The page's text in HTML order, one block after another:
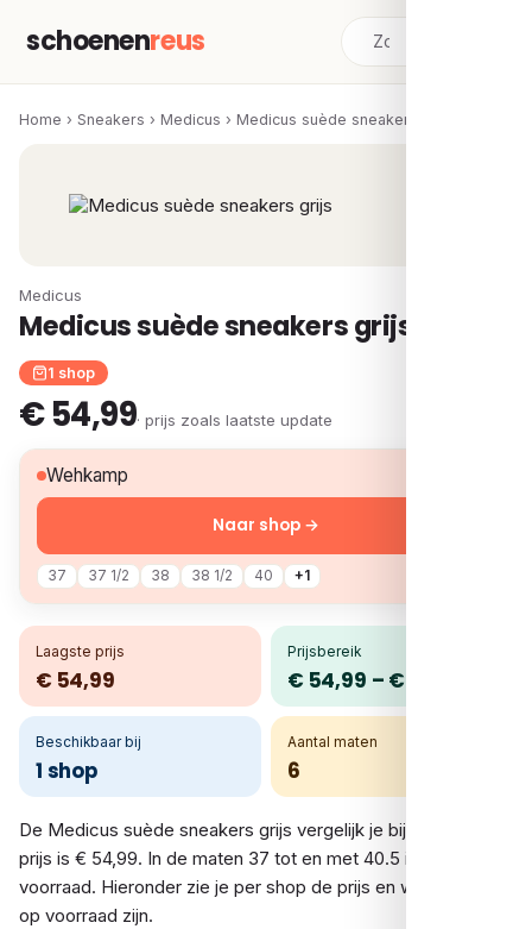
schoenenreus
Home › Sneakers › Medicus › Medicus suède sneakers grijs
Medicus
Medicus suède sneakers grijs
1 shop
€ 54,99· prijs zoals laatste update
Wehkamp
37 37 1/2 38 38 1/2 40 +1
Naar shop →
Laagste prijs
€ 54,99
Prijsbereik
€ 54,99 – € 54,99
Beschikbaar bij
1 shop
Aantal maten
6
De Medicus suède sneakers grijs vergelijk je bij 1 shop. De
prijs is € 54,99. In de maten 37 tot en met 40.5 is er
voorraad. Hieronder zie je per shop de prijs en welke maten
op voorraad zijn.